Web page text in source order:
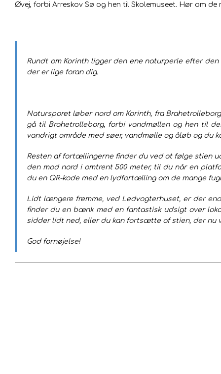
Øvej, forbi Arreskov Sø og hen til Skolemuseet. Hør om
Rundt om Korinth ligger den ene naturperle efter
der er lige foran dig.
Natursporet løber nord om Korinth, fra
gå til Brahetrolleborg, forbi vandmøllen og hen til
vandrigt område med søer, vandmølle og åløb og du
Resten af fortællingerne finder du ved at følge stien
den mod nord i omtrent 500 meter, til du når en
du en QR-kode med en lydfortælling om de mange
Lidt længere fremme, ved Ledvogterhuset, er der
finder du en bænk med en fantastisk udsigt over
sidder lidt ned, eller du kan fortsætte af stien, der nu
God fornøjelse!